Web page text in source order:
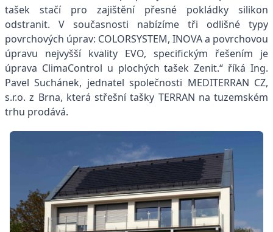
tašek stačí pro zajištění přesné pokládky silikon
odstranit. V současnosti nabízíme tři odlišné typy
povrchových úprav: COLORSYSTEM, INOVA a povrchovou
úpravu nejvyšší kvality EVO, specifickým řešením je
úprava ClimaControl u plochých tašek Zenit.“ říká Ing.
Pavel Suchánek, jednatel společnosti MEDITERRAN CZ,
s.r.o. z Brna, která střešní tašky TERRAN na tuzemském
trhu prodává.